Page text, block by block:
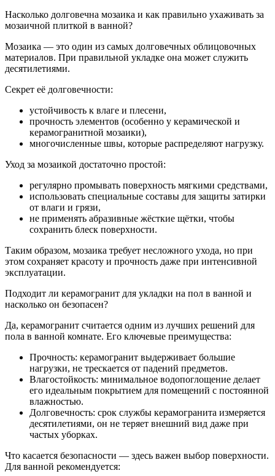
Насколько долговечна мозаика и как правильно ухаживать за
мозаичной плиткой в ванной?
Мозаика — это один из самых долговечных облицовочных
материалов. При правильной укладке она может служить
десятилетиями.
Секрет её долговечности:
устойчивость к влаге и плесени,
прочность элементов (особенно у керамической и
керамогранитной мозаики),
многочисленные швы, которые распределяют нагрузку.
Уход за мозаикой достаточно простой:
регулярно промывать поверхность мягкими средствами,
использовать специальные составы для защиты затирки
от влаги и грязи,
не применять абразивные жёсткие щётки, чтобы
сохранить блеск поверхности.
Таким образом, мозаика требует несложного ухода, но при
этом сохраняет красоту и прочность даже при интенсивной
эксплуатации.
Подходит ли керамогранит для укладки на пол в ванной и
насколько он безопасен?
Да, керамогранит считается одним из лучших решений для
пола в ванной комнате. Его ключевые преимущества:
Прочность: керамогранит выдерживает большие
нагрузки, не трескается от падений предметов.
Влагостойкость: минимальное водопоглощение делает
его идеальным покрытием для помещений с постоянной
влажностью.
Долговечность: срок службы керамогранита измеряется
десятилетиями, он не теряет внешний вид даже при
частых уборках.
Что касается безопасности — здесь важен выбор поверхности.
Для ванной рекомендуется: